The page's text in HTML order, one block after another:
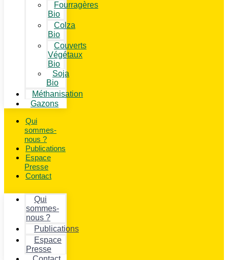
Fourragères
Bio
Colza
Bio
Couverts
Végétaux
Bio
Soja
Bio
Méthanisation
Gazons
Qui
sommes-
nous ?
Publications
Espace
Presse
Contact
Qui
sommes-
nous ?
Publications
Espace
Presse